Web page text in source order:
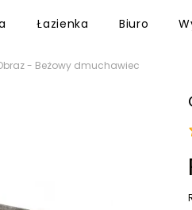
Łazienka Biuro
- Beżowy dmuchawiec